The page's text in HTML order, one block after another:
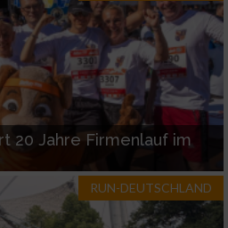
20 Jahre Firmenlauf im
RUN-DEUTSCHLAND
Daten zur Auswahl
angeforderten